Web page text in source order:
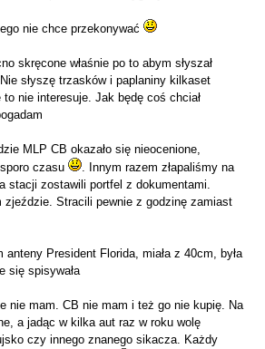
nie chce przekonywać
skręcone właśnie po to abym słyszał
słyszę trzasków i paplaniny kilkaset
nie interesuje. Jak będę coś chciał
MLP CB okazało się nieocenione,
czasu
. Innym razem złapaliśmy na
stacji zostawili portfel z dokumentami.
zjeździe. Stracili pewnie z godzinę zamiast
anteny President Florida, miała z 40cm, była
się spisywała
nie mam. CB nie mam i też go nie kupię. Na
a jadąc w kilka aut raz w roku wolę
czy innego znanego sikacza. Każdy